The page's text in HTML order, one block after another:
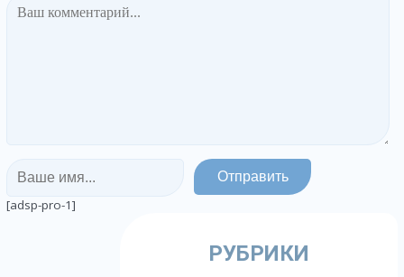
[adsp-pro-1]
РУБРИКИ